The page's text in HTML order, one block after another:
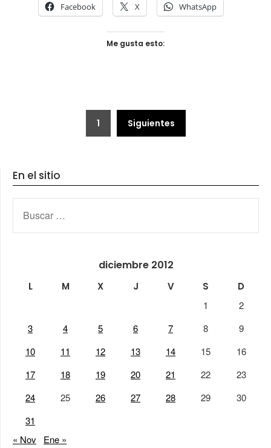
Facebook X WhatsApp
Me gusta esto:
1 Siguientes
En el sitio
diciembre 2012
L M X J V S
D
1
2
3
4 5 6 7 8
9
10
11 12 13 14 15
16
17
18 19 20 21 22
23
24
25 26 27 28 29
30
31
« Nov
Ene »